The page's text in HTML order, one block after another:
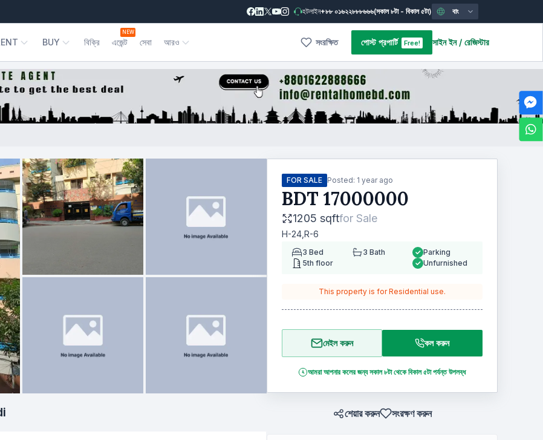
হটলাইন+৮৮ ০১৬২২৮৮৮৬৬৬(সকাল ৮টা - বিকাল ৫টা) বাং
BUY বিক্রি এজেন্ট
NEW
সেবা আরও সংরক্ষিত পোস্ট প্রপার্টি Free! সাইন ইন / রেজিস্টার
FOR SALE Posted: 1 year ago
BDT 17000000
1205 sqftfor Sale
H-24,R-6
3 Bed 3 Bath
5th floor
Parking
Unfurnished
This property is for Residential use.
মেইল করুন কল করুন
আমরা আপনার কলের জন্য সকাল ৮টা থেকে বিকাল ৫টা পর্যন্ত উপলব্ধ
শেয়ার করুন সংরক্ষণ করুন